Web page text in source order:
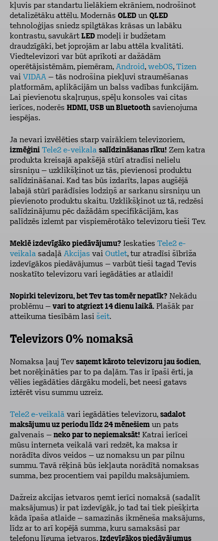
kļuvis par standartu lielākiem ekrāniem, nodrošinot
detalizētāku attēlu. Modernās OLED un QLED
tehnoloģijas sniedz spilgtākas krāsas un labāku
kontrastu, savukārt LED modeļi ir budžetam
draudzīgāki, bet joprojām ar labu attēla kvalitāti.
Viedtelevizori var būt aprīkoti ar dažādām
operētājsistēmām, piemēram, Android, webOS, Tizen
vai VIDAA – tās nodrošina piekļuvi straumēšanas
platformām, aplikācijām un balss vadības funkcijām.
Lai pievienotu skaļruņus, spēļu konsoles vai citas
ierīces, noderēs HDMI, USB un Bluetooth savienojuma
iespējas.
Ja nevari izvēlēties starp vairākiem televizoriem,
izmēģini Tele2 e-veikala salīdzināšanas rīku! Zem katra
produkta kreisajā apakšējā stūrī atradīsi nelielu
sirsniņu – uzklikšķinot uz tās, pievienosi produktu
salīdzināšanai. Kad tas būs izdarīts, lapas augšējā
labajā stūrī parādīsies lodziņš ar sarkanu sirsniņu un
pievienoto produktu skaitu. Uzklikšķinot uz tā, redzēsi
salīdzinājumu pēc dažādām specifikācijām, kas
palīdzēs izlemt par vispiemērotāko televizoru tieši Tev.
Meklē izdevīgāko piedāvājumu? Ieskaties Tele2 e-
veikala sadaļā Akcijas vai Outlet, tur atradīsi šībrīža
izdevīgākos piedāvājumus – varbūt tieši tagad Tevis
noskatīto televizoru vari iegādāties ar atlaidi!
Nopirki televizoru, bet Tev tas tomēr nepatīk? Nekādu
problēmu – vari to atgriezt 14 dienu laikā. Plašāk par
atteikuma tiesībām lasi šeit.
Televizors 0% nomaksā
Nomaksa ļauj Tev saņemt kāroto televizoru jau šodien,
bet norēķināties par to pa daļām. Tas ir īpaši ērti, ja
vēlies iegādāties dārgāku modeli, bet neesi gatavs
iztērēt visu summu uzreiz.
Tele2 e-veikalā vari iegādāties televizoru, sadalot
maksājumu uz periodu līdz 24 mēnešiem un pats
galvenais – neko par to nepiemaksāt! Katrai ierīcei
mūsu interneta veikalā vari redzēt, ka maksa ir
norādīta divos veidos – uz nomaksu un par pilnu
summu. Tavā rēķinā būs iekļauta norādītā nomaksas
summa, bez procentiem vai papildu maksājumiem.
Dažreiz akcijas ietvaros ņemt ierīci nomaksā (sadalīt
maksājumus) ir pat izdevīgāk, jo tad tai tiek piešķirta
kāda īpaša atlaide – samazinās ikmēneša maksājums,
līdz ar to arī kopējā summa, kuru samaksāsi par
telefonu līguma ietvaros. Izdevīgākos piedāvājumus